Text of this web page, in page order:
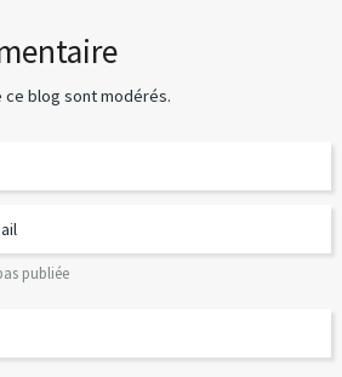
ce blog sont modérés.
publiée